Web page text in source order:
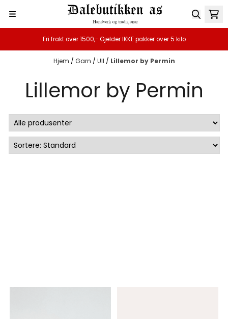
Hopp til innhold
Fri frakt over 1500,- Gjelder IKKE pakker over 5 kilo
Hjem / Garn / Ull / Lillemor by Permin
Lillemor by Permin